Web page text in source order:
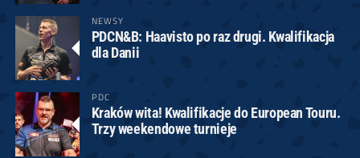
NEWSY
PDCN&B: Haavisto po raz drugi. Kwalifikacja
dla Danii
PDC
Kraków wita! Kwalifikacje do European Touru.
Trzy weekendowe turnieje